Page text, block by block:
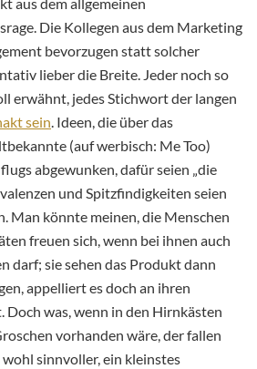
Die Kollegen aus dem Marketing
bevorzugen statt solcher
lieber die Breite. Jeder noch so
erwähnt, jedes Stichwort der langen
sein. Ideen, die über das
(auf werbisch: Me Too)
abgewunken, dafür seien „die
und Spitzfindigkeiten seien
Man könnte meinen, die Menschen
freuen sich, wenn bei ihnen auch
darf; sie sehen das Produkt dann
appelliert es doch an ihren
Doch was, wenn in den Hirnkästen
vorhanden wäre, der fallen
sinnvoller, ein kleinstes